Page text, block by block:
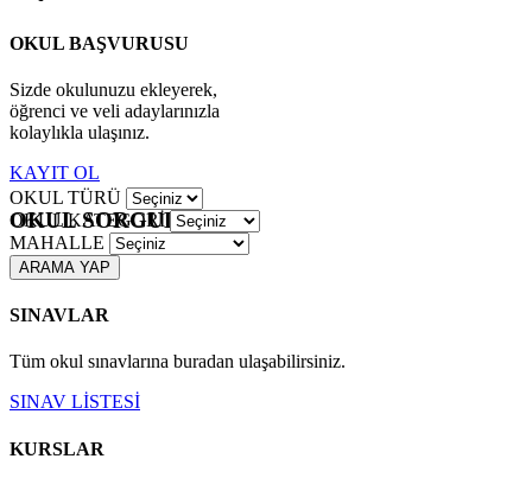
OKUL BAŞVURUSU
Sizde okulunuzu ekleyerek,
öğrenci ve veli adaylarınızla
kolaylıkla ulaşınız.
KAYIT OL
OKUL SORGULAMA
OKUL TÜRÜ
OKUL KATEGORİ
MAHALLE
ARAMA YAP
SINAVLAR
Tüm okul sınavlarına buradan ulaşabilirsiniz.
SINAV LİSTESİ
KURSLAR